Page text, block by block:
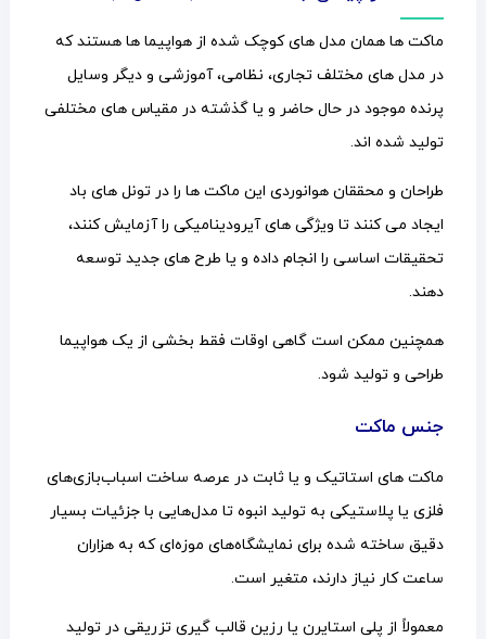
ماکت ها همان مدل های کوچک شده از هواپیما ها هستند که
در مدل های مختلف تجاری، نظامی، آموزشی و دیگر وسایل
پرنده موجود در حال حاضر و یا گذشته در مقیاس های مختلفی
تولید شده اند.
طراحان و محققان هوانوردی این ماکت ها را در تونل های باد
ایجاد می کنند تا ویژگی های آیرودینامیکی را آزمایش کنند،
تحقیقات اساسی را انجام داده و یا طرح های جدید توسعه
دهند.
همچنین ممکن است گاهی اوقات فقط بخشی از یک هواپیما
طراحی و تولید شود.
جنس ماکت
ماکت های استاتیک و یا ثابت در عرصه ساخت اسباب‌بازی‌های
فلزی یا پلاستیکی به تولید انبوه تا مدل‌هایی با جزئیات بسیار
دقیق ساخته شده برای نمایشگاه‌های موزه‌ای که به هزاران
ساعت کار نیاز دارند، متغیر است.
معمولاً از پلی استایرن یا رزین قالب گیری تزریقی در تولید